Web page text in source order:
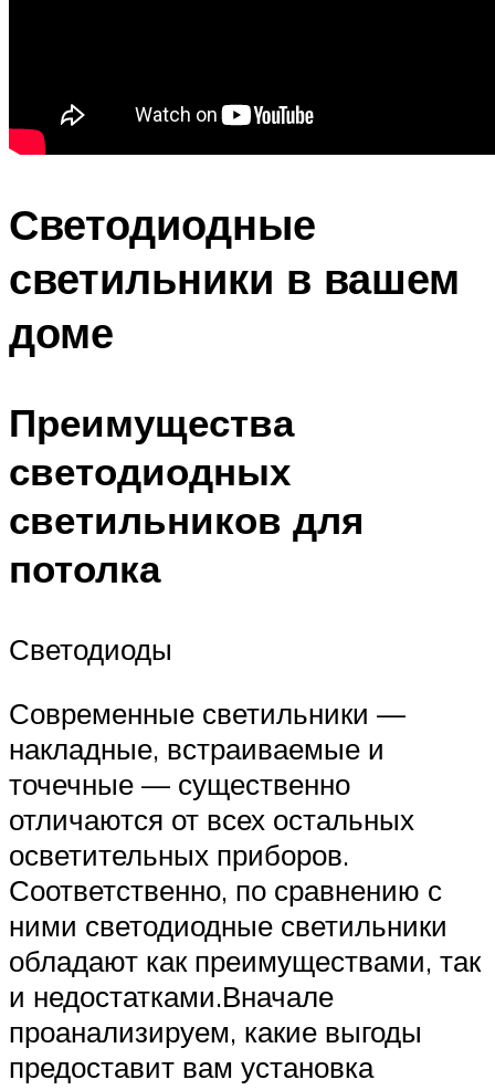
Светодиодные
светильники в вашем
доме
Преимущества
светодиодных
светильников для
потолка
Светодиоды
Современные светильники —
накладные, встраиваемые и
точечные — существенно
отличаются от всех остальных
осветительных приборов.
Соответственно, по сравнению с
ними светодиодные светильники
обладают как преимуществами, так
и недостатками.Вначале
проанализируем, какие выгоды
предоставит вам установка